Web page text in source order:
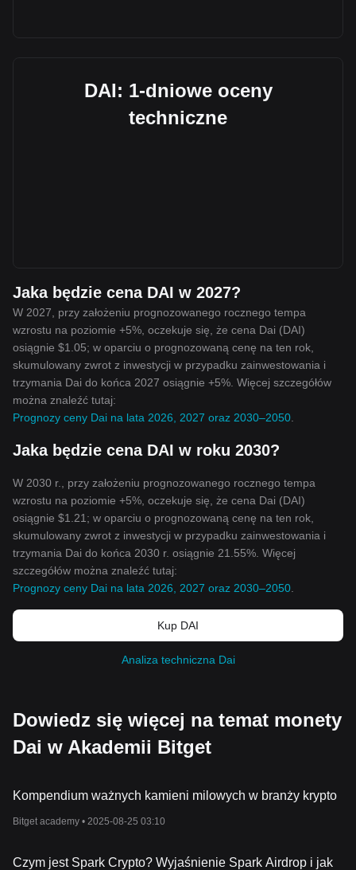
DAI: 1-dniowe oceny
techniczne
Jaka będzie cena DAI w 2027?
W 2027, przy założeniu prognozowanego rocznego tempa
wzrostu na poziomie +5%, oczekuje się, że cena Dai (DAI)
osiągnie $1.05; w oparciu o prognozowaną cenę na ten rok,
skumulowany zwrot z inwestycji w przypadku zainwestowania i
trzymania Dai do końca 2027 osiągnie +5%. Więcej szczegółów
można znaleźć tutaj:
Prognozy ceny Dai na lata 2026, 2027 oraz 2030–2050
Jaka będzie cena DAI w roku 2030?
W 2030 r., przy założeniu prognozowanego rocznego tempa
wzrostu na poziomie +5%, oczekuje się, że cena Dai (DAI)
osiągnie $1.21; w oparciu o prognozowaną cenę na ten rok,
skumulowany zwrot z inwestycji w przypadku zainwestowania i
trzymania Dai do końca 2030 r. osiągnie 21.55%. Więcej
szczegółów można znaleźć tutaj:
Prognozy ceny Dai na lata 2026, 2027 oraz 2030–2050
Kup DAI
Analiza techniczna Dai
Dowiedz się więcej na temat monety
Dai w Akademii Bitget
Kompendium ważnych kamieni milowych w branży krypto
Bitget academy • 2025-08-25 03:10
Czym jest Spark Crypto? Wyjaśnienie Spark Airdrop i jak